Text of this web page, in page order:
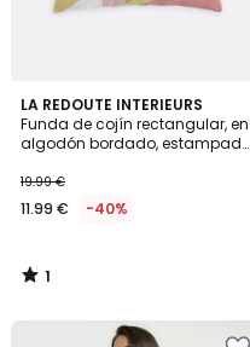
LA REDOUTE INTERIEURS
Funda de cojín rectangular, en
algodón bordado, estampado
19.99 €
11.99 € -40%
1
/
5
1
/